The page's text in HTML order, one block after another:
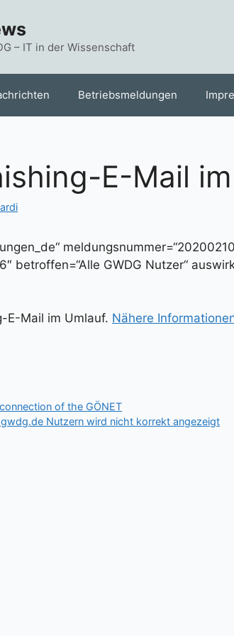
– IT in der Wissenschaft
Betriebsmeldungen
E-Mail
betroffen=“Alle GWDG Nutzer“
E-Mail im Umlauf. Nähere
of the GÖNET
Nutzern wird nicht korrekt angezeigt